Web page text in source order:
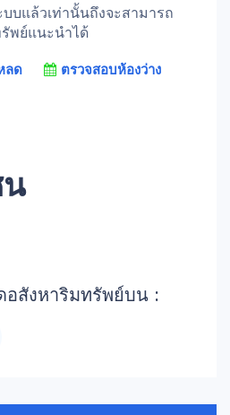
บแล้วเท่านั้นถึงจะสามารถ
พย์แนะนำได้
ลด ตรวจสอบห้องว่าง
อสังหาริมทรัพย์บน :